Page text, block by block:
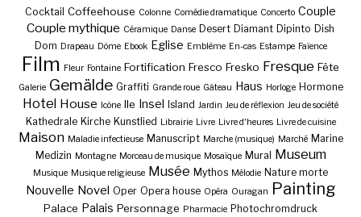
Cocktail Coffeehouse Colonne Comédie dramatique Concerto Couple
Couple mythique Céramique Danse Desert Diamant Dipinto Dish
Dom Drapeau Dôme Ebook Eglise Emblème En-cas Estampe Faïence
Film Fleur Fontaine Fortification Fresco Fresko Fresque Fête
Galerie Gemälde Graffiti Grande roue Gâteau Haus Horloge Hormone
Hotel House Icône Ile Insel Island Jardin Jeu de réflexion Jeu de société
Kathedrale Kirche Kunstlied Librairie Livre Livre d'heures Livre de cuisine
Maison Maladie infectieuse Manuscript Marche (musique) Marché Marine
Medizin Montagne Morceau de musique Mosaïque Mural Museum
Musique Musique religieuse Musée Mythos Mélodie Nature morte
Nouvelle Novel Oper Opera house Opéra Ouragan Painting
Palace Palais Personnage Pharmacie Photochromdruck